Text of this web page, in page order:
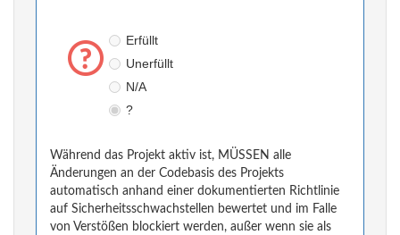
Erfüllt
Unerfüllt
N/A
?
Während das Projekt aktiv ist, MÜSSEN alle
Änderungen an der Codebasis des Projekts
automatisch anhand einer dokumentierten Richtlinie
auf Sicherheitsschwachstellen bewertet und im Falle
von Verstößen blockiert werden, außer wenn sie als